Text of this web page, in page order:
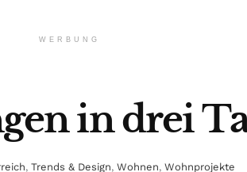
WERBUNG
in drei
, Trends & Design, Wohnen, Wohnprojekte